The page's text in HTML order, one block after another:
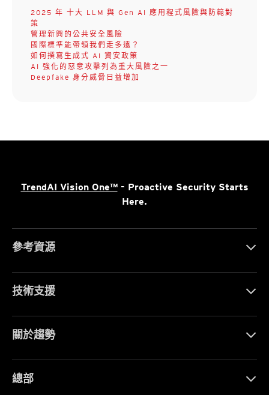
2025 年 十大 LLM 與 Gen AI 應用程式風險與防範對
策
管理新興的公共安全風險
國際標準能帶領我們走多遠？
如何撰寫生成式 AI 資安政策
AI 強化的惡意攻擊列為重大風險之一
Deepfake 身分威脅日益增加
TrendAI Vision One™- Proactive Security Starts
Here.
參考資源
技術支援
關於趨勢
總部